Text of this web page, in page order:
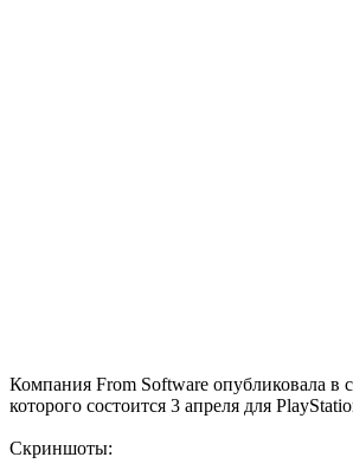
Компания From Software опубликовала в
которого состоится 3 апреля для
Скриншоты: